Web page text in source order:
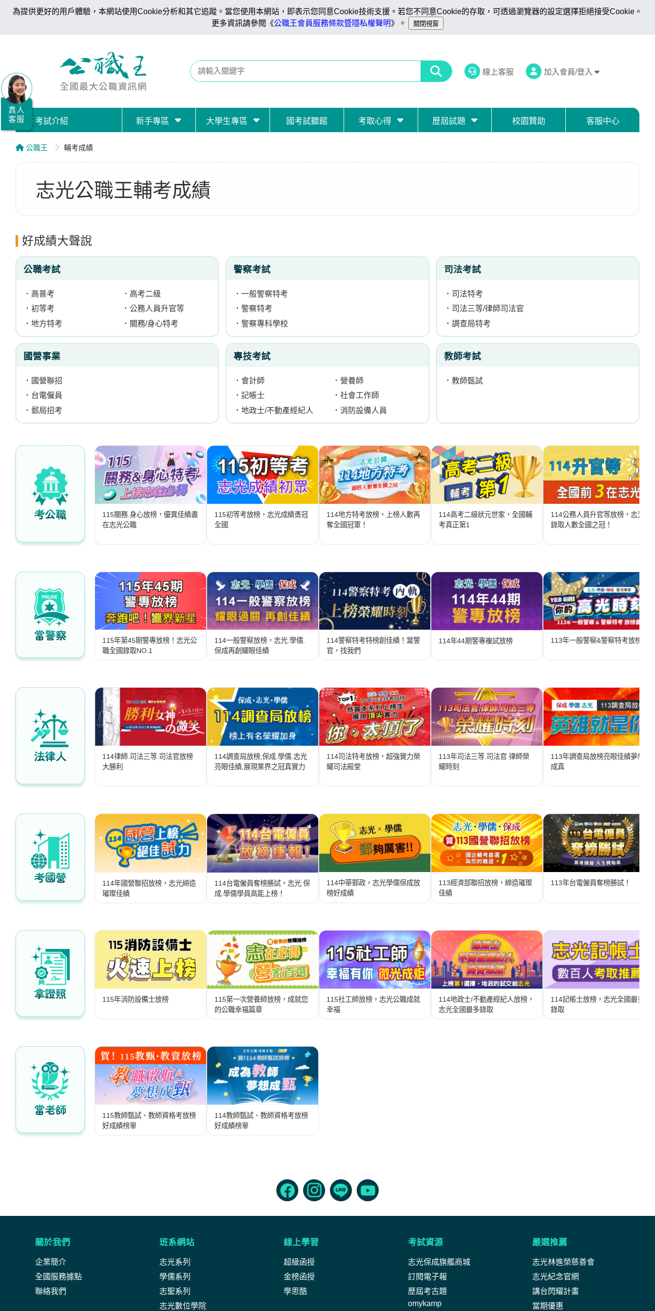
為提供更好的用戶體驗，本網站使用Cookie分析和其它追蹤。當您使用本網站，即表示您同意Cookie技術支援。若您不同意Cookie的存取，可透過瀏覽器的設定選擇拒絕接受Cookie。
更多資訊請參閱《公職王會員服務條款暨隱私權聲明》。
線上客服 加入會員/登入
考試介紹 新手專區 大學生專區 國考試聽館 考取心得 歷屆試題 校園贊助 客服中心
公職王 輔考成績
志光公職王輔考成績
好成績大聲說
公職考試
． 高普考
． 初等考
． 地方特考
． 高考二級
．公務人員升官等
． 關務/身心特考
警察考試
．一般警察特考
．警察特考
．警察專科學校
司法考試
． 司法特考
． 司法三等/律師司法官
． 調查局特考
國營事業
． 國營聯招
． 台電僱員
． 郵局招考
專技考試
．會計師
．記帳士
．地政士/不動產經紀人
． 營養師
． 社會工作師
． 消防設備人員
教師考試
． 教師甄試
考公職
115關務.身心放榜，優異佳績盡
在志光公職
115初等考放榜，志光成績勇冠
全國
114地方特考放榜，上榜人數再
奪全國冠軍！
114高考二級狀元世家，全國輔
考真正第1
114公務人員升官等放榜，志光
錄取人數全國之冠！
當警察
115年第45期警專放榜！志光公
職全國錄取NO.1
114一般警察放榜，志光.學儒.
保成再創耀眼佳績
114警察特考特榜創佳績！當警
官，找我們
114年44期警專複試放榜 113年一般警察&警察特考放榜
法律人
114律師.司法三等.司法官放榜
大勝利
114調查局放榜,保成.學儒.志光
亮眼佳績,展現業界之冠真實力
114司法特考放榜，超強實力榮
耀司法殿堂
113年司法三等.司法官.律師榮
耀時刻
113年調查局放榜亮眼佳績夢想
成真
考國營
114年國營聯招放榜，志光締造
璀璨佳績
114台電僱員奪榜勝試，志光.保
成.學儒學員高能上榜！
114中華郵政，志光學儒保成放
榜好成績
113經濟部聯招放榜，締造璀璨
佳績
113年台電僱員奪榜勝試！
拿證照 115年消防設備士放榜
115第一次營養師放榜，成就您
的公職幸福篇章
115社工師放榜，志光公職成就
幸福
114地政士/不動產經紀人放榜，
志光全國最多錄取
114記帳士放榜，志光全國最多
錄取
當老師
115教師甄試、教師資格考放榜
好成績榜單
114教師甄試、教師資格考放榜
好成績榜單
關於我們
企業簡介
全國服務據點
聯絡我們
班系網站
志光系列
學儒系列
志聖系列
志光數位學院
線上學習
超級函授
金榜函授
學思酷
考試資源
志光保成旗艦商城
訂閱電子報
歷屆考古題
omykamp
嚴選推薦
志光林進榮慈善會
志光紀念官網
講台閃耀計畫
當期優惠
真人
客服
職/
就
業/
證
務
據
點
加
帳
號
務
獲